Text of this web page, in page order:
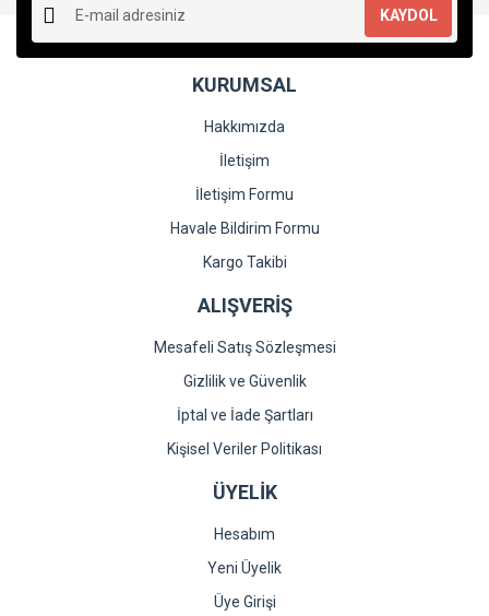
Ürün fiyatı diğer sitelerden daha pahalı.
Bu ürüne benzer farklı alternatifler olmalı.
Gönder
KAYDOL
KURUMSAL
Hakkımızda
İletişim
İletişim Formu
Havale Bildirim Formu
Kargo Takibi
ALIŞVERİŞ
Mesafeli Satış Sözleşmesi
Gizlilik ve Güvenlik
İptal ve İade Şartları
Kişisel Veriler Politikası
ÜYELİK
Hesabım
Yeni Üyelik
Üye Girişi